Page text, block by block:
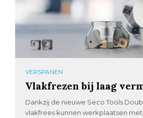
VERSPANEN
Vlakfrezen bij laag
Dankzij de nieuwe Seco Tools
vlakfrees kunnen werkplaatsen